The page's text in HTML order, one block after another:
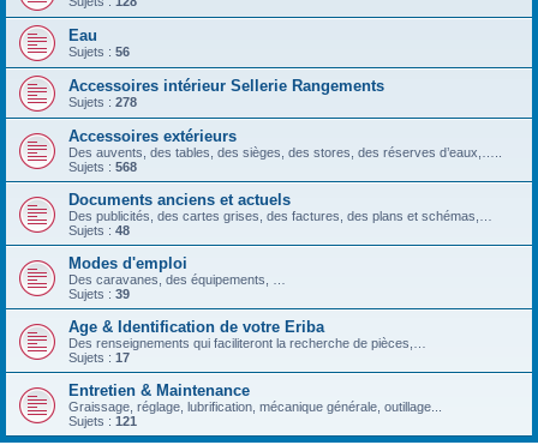
Eau
Sujets : 56
Accessoires intérieur Sellerie Rangements
Sujets : 278
Accessoires extérieurs
Des auvents, des tables, des sièges, des stores, des réserves d’eaux,…..
Sujets : 568
Documents anciens et actuels
Des publicités, des cartes grises, des factures, des plans et schémas,…
Sujets : 48
Modes d'emploi
Des caravanes, des équipements, …
Sujets : 39
Age & Identification de votre Eriba
Des renseignements qui faciliteront la recherche de pièces,…
Sujets : 17
Entretien & Maintenance
Graissage, réglage, lubrification, mécanique générale, outillage...
Sujets : 121